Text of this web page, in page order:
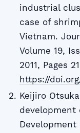
industrial
case of
Vietnam.
Volume 19,
2011, Pages
https://
Keijiro
development
Development